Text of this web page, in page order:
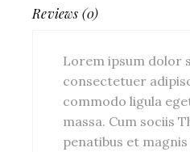
Reviews (0)
Lorem ipsum dolor
consectetuer
commodo ligula
massa. Cum sociis
penatibus et